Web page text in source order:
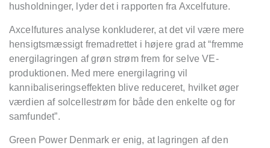
husholdninger, lyder det i rapporten fra Axcelfuture.
Axcelfutures analyse konkluderer, at det vil være mere
hensigtsmæssigt fremadrettet i højere grad at“fremme
energilagringen af grøn strøm frem for selve VE-
produktionen. Med mere energilagring vil
kannibaliseringseffekten blive reduceret, hvilket øger
værdien af solcellestrøm for både den enkelte og for
samfundet”.
Green Power Denmark er enig, at lagringen af den